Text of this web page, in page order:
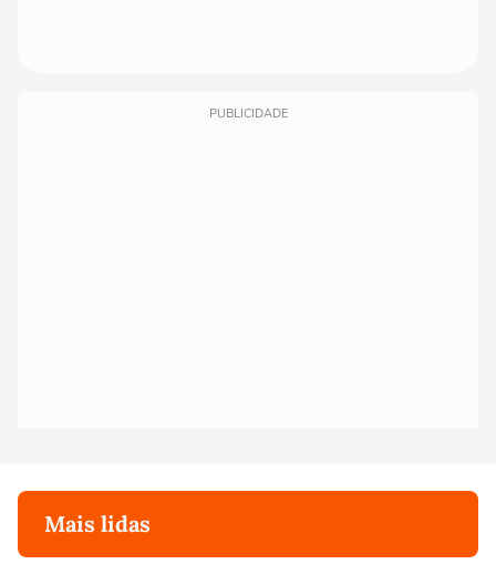
PUBLICIDADE
Mais lidas